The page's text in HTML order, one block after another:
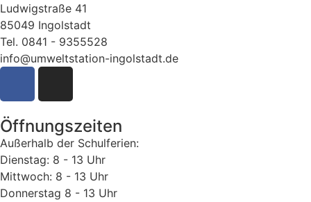
Ludwigstraße 41
85049 Ingolstadt
Tel. 0841 - 9355528
info@umweltstation-ingolstadt.de
Öffnungszeiten
Außerhalb der Schulferien:
Dienstag: 8 - 13 Uhr
Mittwoch: 8 - 13 Uhr
Donnerstag 8 - 13 Uhr